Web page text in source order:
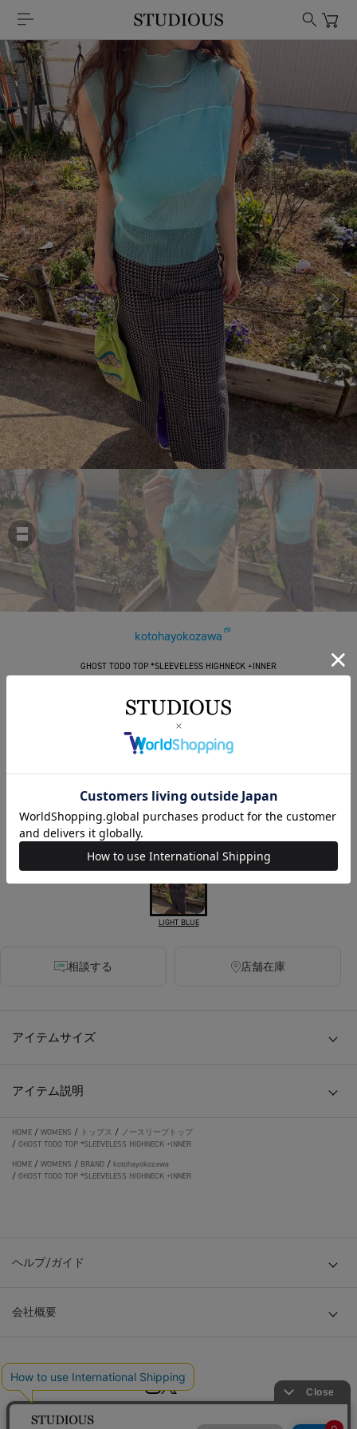
kotohayokozawa
GHOST TODO TOP *SLEEVELESS HIGHNECK +INNER
220ポイント付与
カラー
WHITE
LIGHT BLUE
相談する 店舗在庫
アイテムサイズ
アイテム説明
HOME / WOMENS / トップス / ノースリーブトップ
/ GHOST TODO TOP *SLEEVELESS HIGHNECK +INNER
HOME / WOMENS / BRAND / kotohayokozawa
/ GHOST TODO TOP *SLEEVELESS HIGHNECK +INNER
ヘルプ/ガイド
会社概要